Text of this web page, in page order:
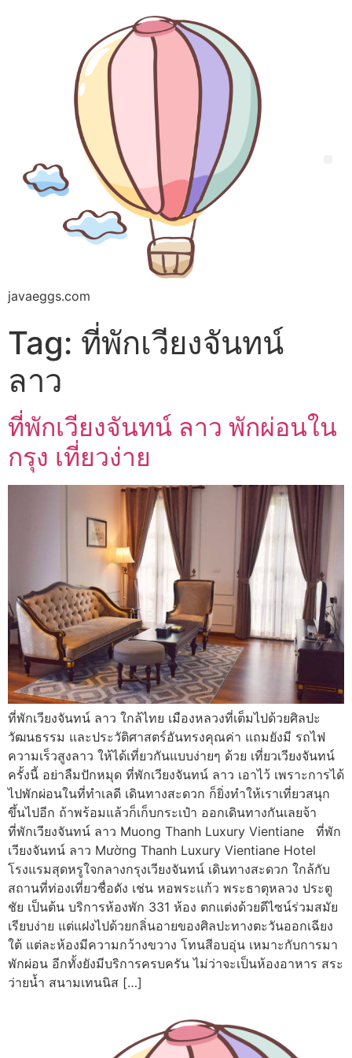
javaeggs.com
Tag: ที่พักเวียงจันทน์
ลาว
ที่พักเวียงจันทน์ ลาว พักผ่อนใน
กรุง เที่ยวง่าย
ที่พักเวียงจันทน์ ลาว ใกล้ไทย เมืองหลวงที่เต็มไปด้วยศิลปะ
วัฒนธรรม และประวัติศาสตร์อันทรงคุณค่า แถมยังมี รถไฟ
ความเร็วสูงลาว ให้ได้เที่ยวกันแบบง่ายๆ ด้วย เที่ยวเวียงจันทน์
ครั้งนี้ อย่าลืมปักหมุด ที่พักเวียงจันทน์ ลาว เอาไว้ เพราะการได้
ไปพักผ่อนในที่ทำเลดี เดินทางสะดวก ก็ยิ่งทำให้เราเที่ยวสนุก
ขึ้นไปอีก ถ้าพร้อมแล้วก็เก็บกระเป๋า ออกเดินทางกันเลยจ้า
ที่พักเวียงจันทน์ ลาว Muong Thanh Luxury Vientiane ที่พัก
เวียงจันทน์ ลาว Mường Thanh Luxury Vientiane Hotel
โรงแรมสุดหรูใจกลางกรุงเวียงจันทน์ เดินทางสะดวก ใกล้กับ
สถานที่ท่องเที่ยวชื่อดัง เช่น หอพระแก้ว พระธาตุหลวง ประตู
ชัย เป็นต้น บริการห้องพัก 331 ห้อง ตกแต่งด้วยดีไซน์ร่วมสมัย
เรียบง่าย แต่แฝงไปด้วยกลิ่นอายของศิลปะทางตะวันออกเฉียง
ใต้ แต่ละห้องมีความกว้างขวาง โทนสีอบอุ่น เหมาะกับการมา
พักผ่อน อีกทั้งยังมีบริการครบครัน ไม่ว่าจะเป็นห้องอาหาร สระ
ว่ายน้ำ สนามเทนนิส […]